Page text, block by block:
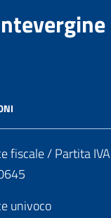
fiscale / Partita IVA
univoco